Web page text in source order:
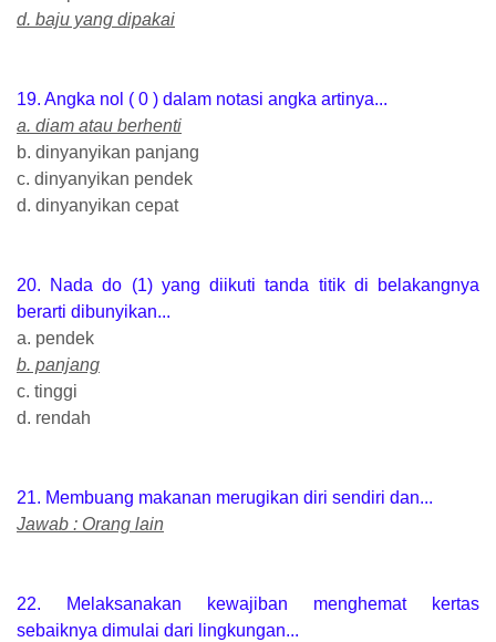
d. baju yang dipakai
19. Angka nol ( 0 ) dalam notasi angka artinya...
a. diam atau berhenti
b. dinyanyikan panjang
c. dinyanyikan pendek
d. dinyanyikan cepat
20. Nada do (1) yang diikuti tanda titik di belakangnya
berarti dibunyikan...
a. pendek
b. panjang
c. tinggi
d. rendah
21. Membuang makanan merugikan diri sendiri dan...
Jawab : Orang lain
22. Melaksanakan kewajiban menghemat kertas
sebaiknya dimulai dari lingkungan...